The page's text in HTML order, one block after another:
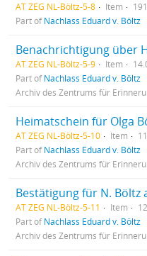
AT ZEG NL-Böltz-5-8 Item
Part ofNachlass Eduard v. Böltz
AT ZEG NL-Böltz-5-9 Item
Part ofNachlass Eduard v. Böltz
Archiv des Zentrums für
Heimatschein für Olga
AT ZEG NL-Böltz-5-10 Item
Part ofNachlass Eduard v. Böltz
Archiv des Zentrums für
Bestätigung für N.
AT ZEG NL-Böltz-5-11 Item
Part ofNachlass Eduard v. Böltz
Archiv des Zentrums für